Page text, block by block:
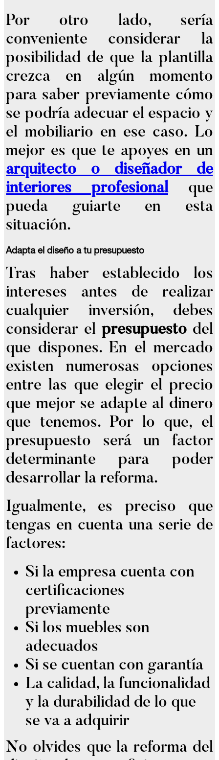
Por otro lado, sería
conveniente considerar la
posibilidad de que la plantilla
crezca en algún momento
para saber previamente cómo
se podría adecuar el espacio y
el mobiliario en ese caso. Lo
mejor es que te apoyes en un
arquitecto o diseñador de
interiores profesionalque
pueda guiarte en esta
situación.
Adapta el diseño a tu presupuesto
Tras haber establecido los
intereses antes de realizar
cualquier inversión, debes
considerar el presupuestodel
que dispones. En el mercado
existen numerosas opciones
entre las que elegir el precio
que mejor se adapte al dinero
que tenemos. Por lo que, el
presupuesto será un factor
determinante para poder
desarrollar la reforma.
Igualmente, es preciso que
tengas en cuenta una serie de
factores:
Si la empresa cuenta con
certificaciones
previamente
Si los muebles son
adecuados
Si se cuentan con garantía
La calidad, la funcionalidad
y la durabilidad de lo que
se va a adquirir
No olvides que la reforma del